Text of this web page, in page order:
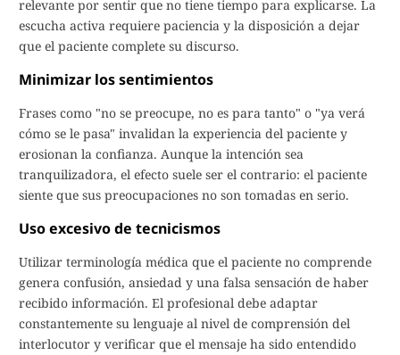
relevante por sentir que no tiene tiempo para explicarse. La
escucha activa requiere paciencia y la disposición a dejar
que el paciente complete su discurso.
Minimizar los sentimientos
Frases como "no se preocupe, no es para tanto" o "ya verá
cómo se le pasa" invalidan la experiencia del paciente y
erosionan la confianza. Aunque la intención sea
tranquilizadora, el efecto suele ser el contrario: el paciente
siente que sus preocupaciones no son tomadas en serio.
Uso excesivo de tecnicismos
Utilizar terminología médica que el paciente no comprende
genera confusión, ansiedad y una falsa sensación de haber
recibido información. El profesional debe adaptar
constantemente su lenguaje al nivel de comprensión del
interlocutor y verificar que el mensaje ha sido entendido